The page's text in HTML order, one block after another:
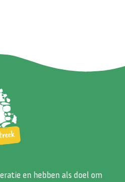
en hebben als doel om